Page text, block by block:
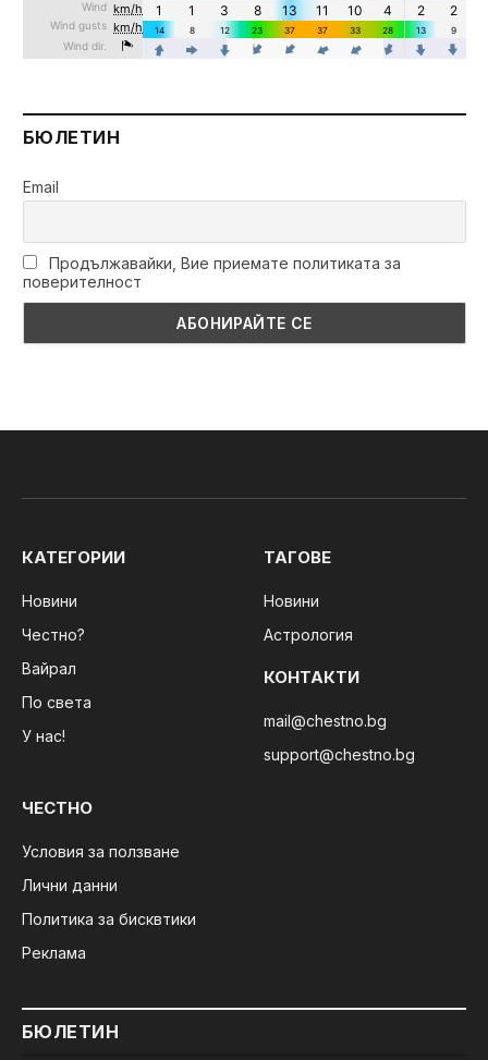
БЮЛЕТИН
Email
Продължавайки, Вие приемате политиката за
поверителност
КАТЕГОРИИ
Новини
Честно?
Вайрал
По света
У нас!
ТАГОВЕ
Новини
Астрология
КОНТАКТИ
mail@chestno.bg
support@chestno.bg
ЧЕСТНО
Условия за ползване
Лични данни
Политика за бисквтики
Реклама
БЮЛЕТИН